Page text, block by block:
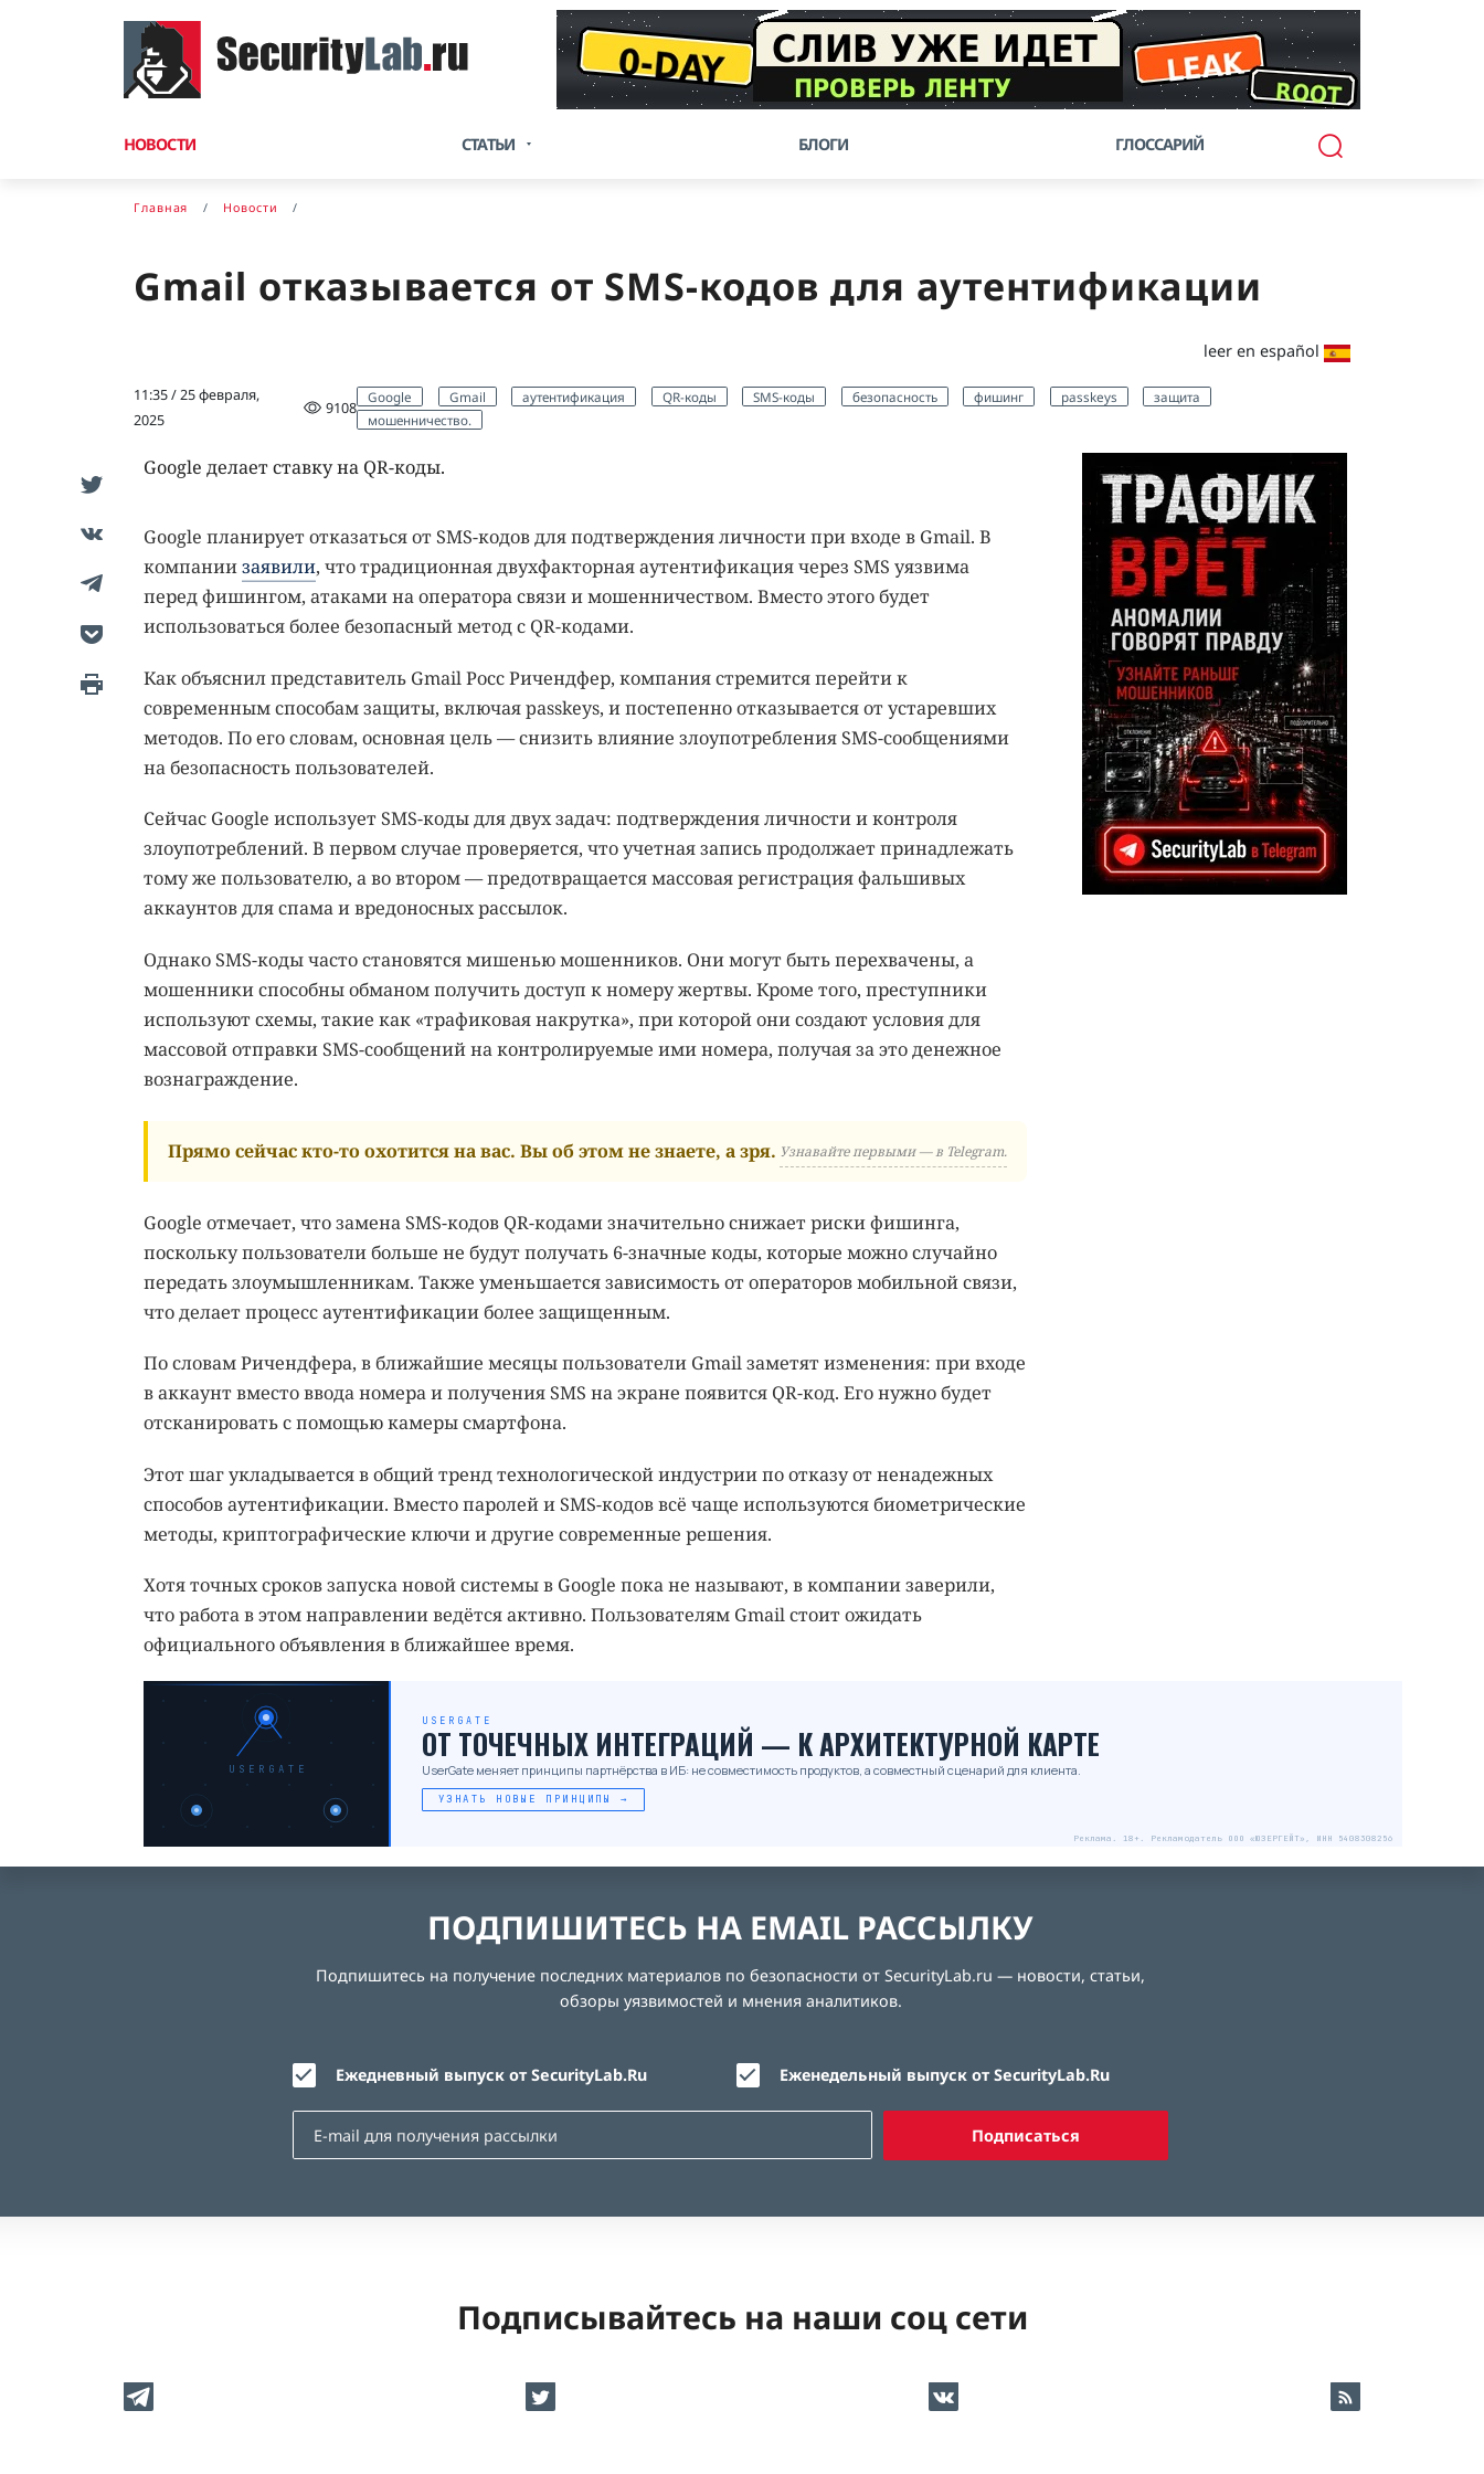
НОВОСТИ СТАТЬИ БЛОГИ ГЛОССАРИЙ
Главная Новости
Gmail отказывается от SMS-кодов для аутентификации
leer en español
11:35 / 25 февраля,
2025
9108
Google Gmail аутентификация QR-коды SMS-коды безопасность фишинг passkeys
защита
мошенничество.
Google делает ставку на QR-коды.
Google планирует отказаться от SMS-кодов для подтверждения личности при входе в Gmail. В
компаниизаявили, что традиционная двухфакторная аутентификация через SMS уязвима
перед фишингом, атаками на оператора связи и мошенничеством. Вместо этого будет
использоваться более безопасный метод с QR-кодами.
Как объяснил представитель Gmail Росс Ричендфер, компания стремится перейти к
современным способам защиты, включая passkeys, и постепенно отказывается от устаревших
методов. По его словам, основная цель — снизить влияние злоупотребления SMS-сообщениями
на безопасность пользователей.
Сейчас Google использует SMS-коды для двух задач: подтверждения личности и контроля
злоупотреблений. В первом случае проверяется, что учетная запись продолжает принадлежать
тому же пользователю, а во втором — предотвращается массовая регистрация фальшивых
аккаунтов для спама и вредоносных рассылок.
Однако SMS-коды часто становятся мишенью мошенников. Они могут быть перехвачены, а
мошенники способны обманом получить доступ к номеру жертвы. Кроме того, преступники
используют схемы, такие как «трафиковая накрутка», при которой они создают условия для
массовой отправки SMS-сообщений на контролируемые ими номера, получая за это денежное
вознаграждение.
Прямо сейчас кто-то охотится на вас. Вы об этом не знаете, а зря. Узнавайте первыми — в Telegram.
Google отмечает, что замена SMS-кодов QR-кодами значительно снижает риски фишинга,
поскольку пользователи больше не будут получать 6-значные коды, которые можно случайно
передать злоумышленникам. Также уменьшается зависимость от операторов мобильной связи,
что делает процесс аутентификации более защищенным.
По словам Ричендфера, в ближайшие месяцы пользователи Gmail заметят изменения: при входе
в аккаунт вместо ввода номера и получения SMS на экране появится QR-код. Его нужно будет
отсканировать с помощью камеры смартфона.
Этот шаг укладывается в общий тренд технологической индустрии по отказу от ненадежных
способов аутентификации. Вместо паролей и SMS-кодов всё чаще используются биометрические
методы, криптографические ключи и другие современные решения.
Хотя точных сроков запуска новой системы в Google пока не называют, в компании заверили,
что работа в этом направлении ведётся активно. Пользователям Gmail стоит ожидать
официального объявления в ближайшее время.
USERGATE
USERGATE
ОТ ТОЧЕЧНЫХ ИНТЕГРАЦИЙ — К АРХИТЕКТУРНОЙ КАРТЕ
UserGate меняет принципы партнёрства в ИБ: не совместимость продуктов, а совместный сценарий для клиента.
УЗНАТЬ НОВЫЕ ПРИНЦИПЫ →
Реклама. 18+. Рекламодатель ООО «ЮЗЕРГЕЙТ», ИНН 5408308256
ПОДПИШИТЕСЬ НА EMAIL РАССЫЛКУ
Подпишитесь на получение последних материалов по безопасности от SecurityLab.ru — новости, статьи,
обзоры уязвимостей и мнения аналитиков.
Ежедневный выпуск от SecurityLab.Ru Еженедельный выпуск от SecurityLab.Ru
Подписаться
Подписывайтесь на наши соц сети